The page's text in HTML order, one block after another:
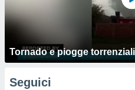
Tornado e piogge
Seguici